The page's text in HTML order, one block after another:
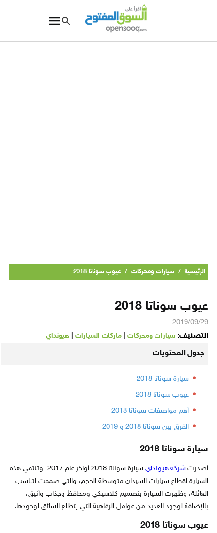
الرئيسية / سيارات ومحركات / عيوب سوناتا 2018
عيوب سوناتا 2018
2019/09/29
التصنيف: سيارات ومحركات| ماركات السيارات| هيونداي
جدول المحتويات
سيارة سوناتا 2018
عيوب سوناتا 2018
أهم مواصفات سوناتا 2018
الفرق بين سوناتا 2018 و 2019
سيارة سوناتا 2018
أصدرت شركة هيونداي
سيارة سوناتا 2018 أواخر عام 2017، وتنتمي هذه
السيارة لقطاع سيارات السيدان متوسطة الحجم، والتي صممت لتناسب
العائلة، وظهرت السيارة بتصميم كلاسيكي ومحافظ وجذاب وأنيق،
بالإضافة لوجود العديد من عوامل الرفاهية التي يتطلع السائق لوجودها.
عيوب سوناتا 2018